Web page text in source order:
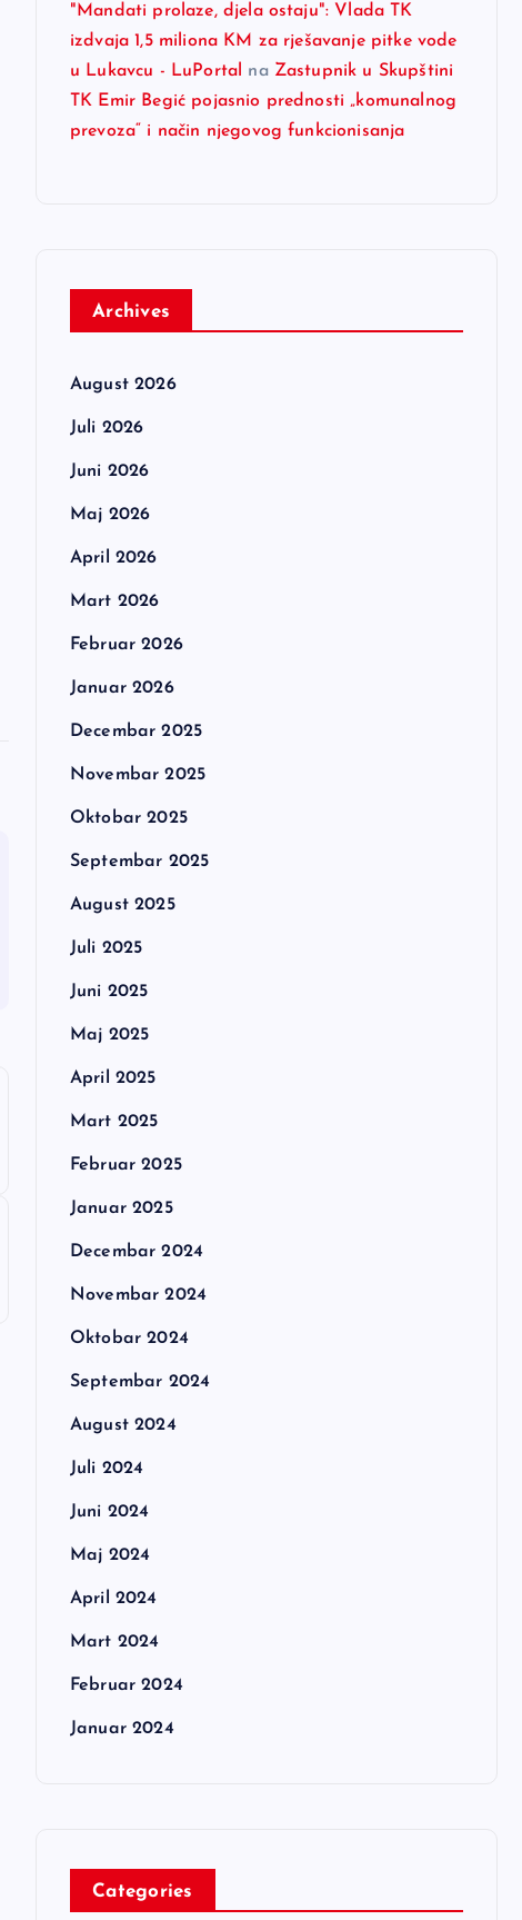
"Mandati prolaze, djela ostaju": Vlada TK
izdvaja 1,5 miliona KM za rješavanje pitke vode
u Lukavcu - LuPortal
na Zastupnik u Skupštini
TK Emir Begić pojasnio prednosti „komunalnog
prevoza“ i način njegovog funkcionisanja
Archives
August 2026
Juli 2026
Juni 2026
Maj 2026
April 2026
Mart 2026
Februar 2026
Januar 2026
Decembar 2025
Novembar 2025
Oktobar 2025
Septembar 2025
August 2025
Juli 2025
Juni 2025
Maj 2025
April 2025
Mart 2025
Februar 2025
Januar 2025
Decembar 2024
Novembar 2024
Oktobar 2024
Septembar 2024
August 2024
Juli 2024
Juni 2024
Maj 2024
April 2024
Mart 2024
Februar 2024
Januar 2024
Categories